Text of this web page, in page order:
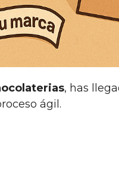
, has
ágil.